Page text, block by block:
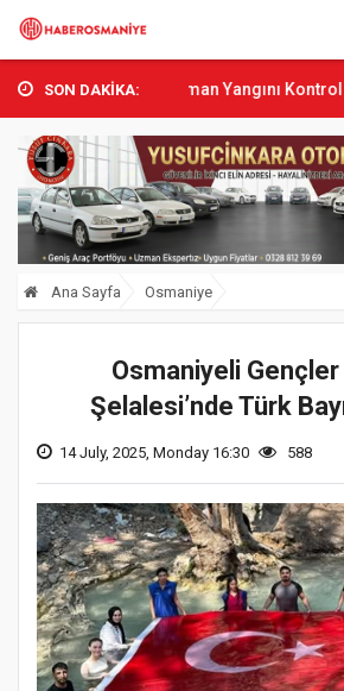
SON DAKİKA:
Orman Yangını Kontrol Altına Alındı
Ana Sayfa Osmaniye
Osmaniyeli Gençler
Şelalesi’nde Türk
14 July, 2025, Monday 16:30 588